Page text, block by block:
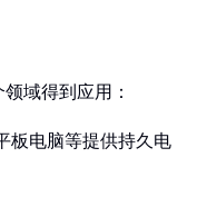
域得到应用：
板电脑等提供持久电